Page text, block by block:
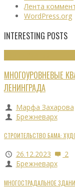
Лента
WordPress.org
INTERESTING POSTS
МНОГОУРОВНЕВЫЕ
ЛЕНИНГРАДА
Марфа Захарова
Брежневарх
СТРОИТЕЛЬСТВО БАМА:
26.12.2023
2
Брежневарх
МНОГОСТРАДАЛЬНОЕ